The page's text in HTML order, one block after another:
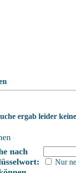
ergab leider
nach
Nur